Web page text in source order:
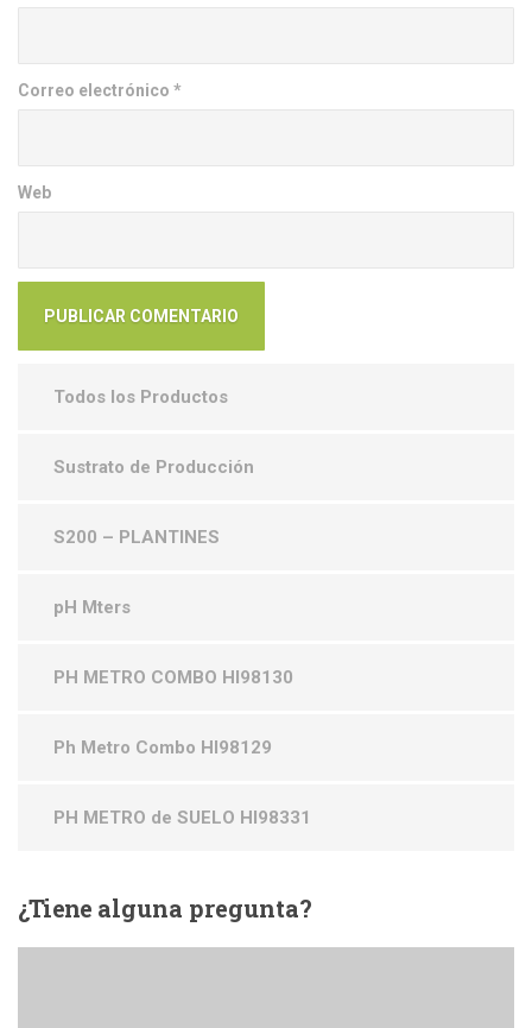
Correo electrónico *
Web
Todos los Productos
Sustrato de Producción
S200 – PLANTINES
pH Mters
PH METRO COMBO HI98130
Ph Metro Combo HI98129
PH METRO de SUELO HI98331
¿Tiene alguna pregunta?